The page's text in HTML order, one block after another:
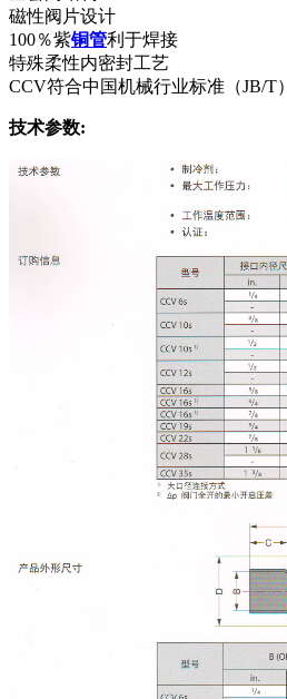
磁性阀片设计
100％紫铜管利于焊接
特殊柔性内密封工艺
CCV符合中国机械行业标准（JB/T）
技术参数: